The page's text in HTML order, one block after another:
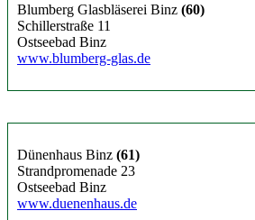
Blumberg Glasbläserei Binz (60)
Schillerstraße 11
Ostseebad Binz
www.blumberg-glas.de
Dünenhaus Binz (61)
Strandpromenade 23
Ostseebad Binz
www.duenenhaus.de